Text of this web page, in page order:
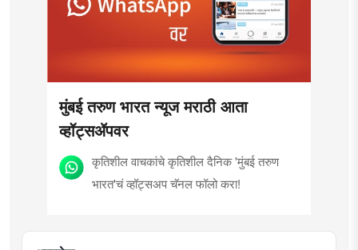
मुंबई तरुण भारत न्यूज मराठी आता
व्हॉट्सॲपवर
कृतिशील वाचकांचे कृतिशील दैनिक 'मुंबई तरुण
भारत'चं व्हॉट्सअप चॅनल फॉलो करा!